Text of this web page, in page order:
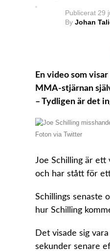
Publicerat 29
By Johan
En video som
MMA-stjärnan
– Tydligen är det
Foton via Twitter
Joe Schilling är ett
och har stått för
Schillings senaste
hur Schilling
Det visade sig
sekunder senare